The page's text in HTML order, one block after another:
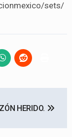
sets/
HERIDO.